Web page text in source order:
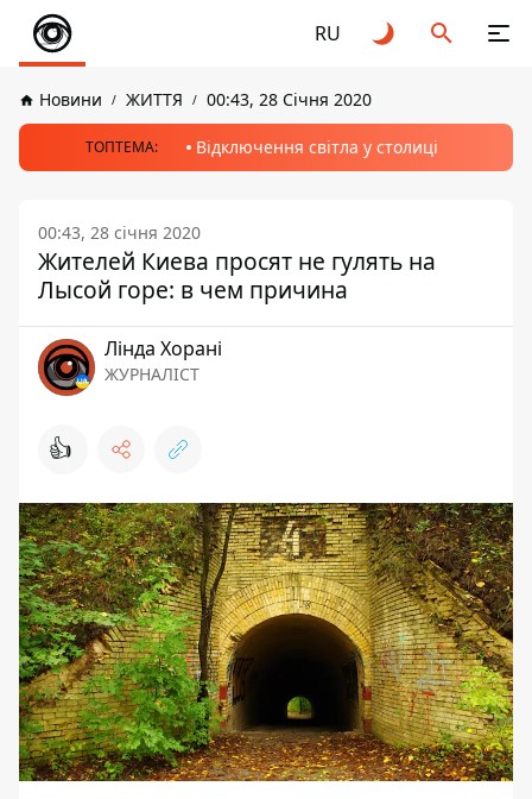
RU
Новини ЖИТТЯ 00:43, 28 Січня 2020
ТОПТЕМА: Відключення світла у столиці
00:43, 28 січня 2020
Жителей Киева просят не гулять на
Лысой горе: в чем причина
Лінда Хорані
ЖУРНАЛІСТ
👍